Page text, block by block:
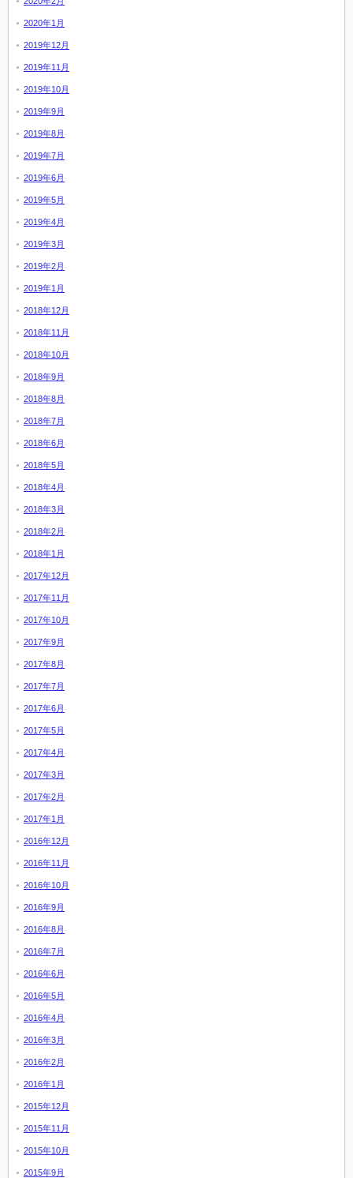
2020年1月
2019年12月
2019年11月
2019年10月
2019年9月
2019年8月
2019年7月
2019年6月
2019年5月
2019年4月
2019年3月
2019年2月
2019年1月
2018年12月
2018年11月
2018年10月
2018年9月
2018年8月
2018年7月
2018年6月
2018年5月
2018年4月
2018年3月
2018年2月
2018年1月
2017年12月
2017年11月
2017年10月
2017年9月
2017年8月
2017年7月
2017年6月
2017年5月
2017年4月
2017年3月
2017年2月
2017年1月
2016年12月
2016年11月
2016年10月
2016年9月
2016年8月
2016年7月
2016年6月
2016年5月
2016年4月
2016年3月
2016年2月
2016年1月
2015年12月
2015年11月
2015年10月
2015年9月